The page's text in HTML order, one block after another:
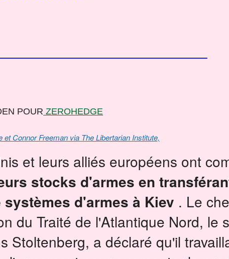
POUR ZEROHEDGE
et Connor Freeman via The Libertarian Institute,
et leurs alliés européens ont
stocks d'armes en
systèmes d'armes à Kiev . Le
du Traité de l'Atlantique Nord, le
Stoltenberg, a déclaré qu'il